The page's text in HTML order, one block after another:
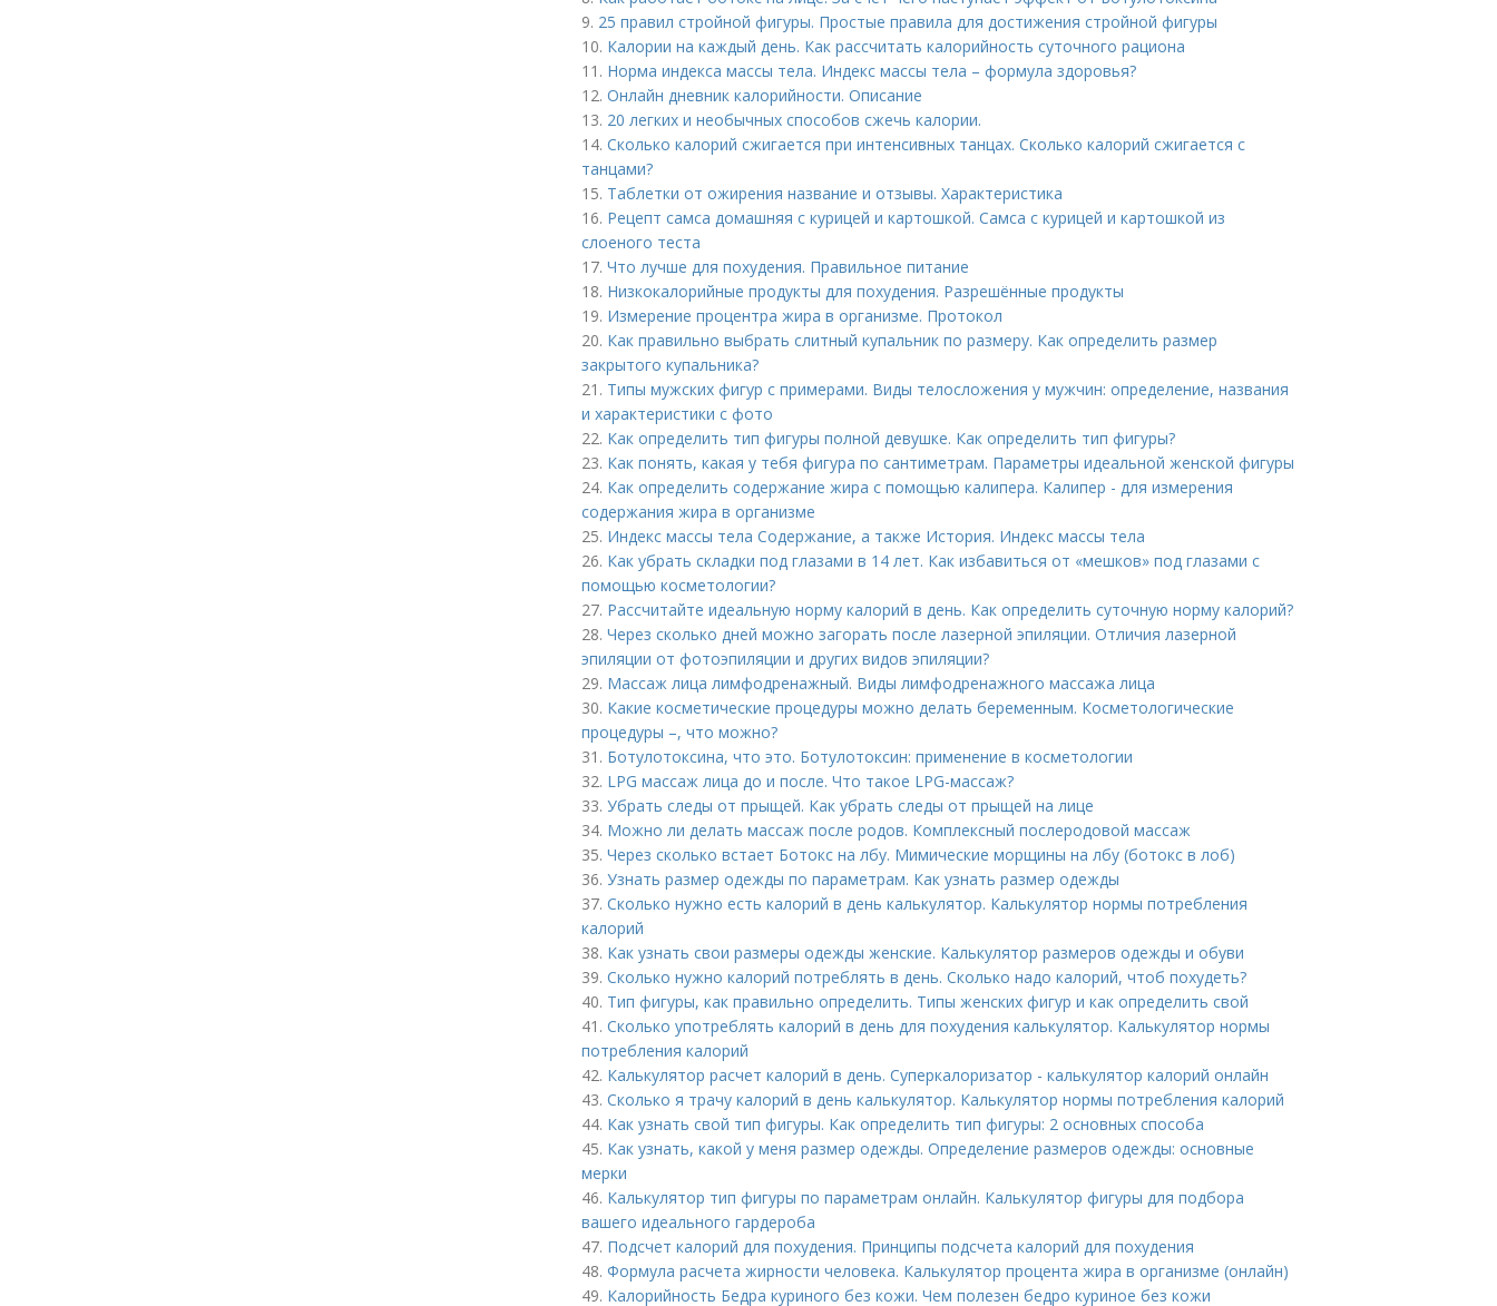
9. 25 правил стройной фигуры. Простые правила для достижения стройной фигуры
10. Калории на каждый день. Как рассчитать калорийность суточного рациона
11. Норма индекса массы тела. Индекс массы тела – формула здоровья?
12. Онлайн дневник калорийности. Описание
13. 20 легких и необычных способов сжечь калории.
14. Сколько калорий сжигается при интенсивных танцах. Сколько калорий сжигается с
танцами?
15. Таблетки от ожирения название и отзывы. Характеристика
16. Рецепт самса домашняя с курицей и картошкой. Самса с курицей и картошкой из
слоеного теста
17. Что лучше для похудения. Правильное питание
18. Низкокалорийные продукты для похудения. Разрешённые продукты
19. Измерение процентра жира в организме. Протокол
20. Как правильно выбрать слитный купальник по размеру. Как определить размер
закрытого купальника?
21. Типы мужских фигур с примерами. Виды телосложения у мужчин: определение, названия
и характеристики с фото
22. Как определить тип фигуры полной девушке. Как определить тип фигуры?
23. Как понять, какая у тебя фигура по сантиметрам. Параметры идеальной женской фигуры
24. Как определить содержание жира с помощью калипера. Калипер - для измерения
содержания жира в организме
25. Индекс массы тела Содержание, а также История. Индекс массы тела
26. Как убрать складки под глазами в 14 лет. Как избавиться от «мешков» под глазами с
помощью косметологии?
27. Рассчитайте идеальную норму калорий в день. Как определить суточную норму калорий?
28. Через сколько дней можно загорать после лазерной эпиляции. Отличия лазерной
эпиляции от фотоэпиляции и других видов эпиляции?
29. Массаж лица лимфодренажный. Виды лимфодренажного массажа лица
30. Какие косметические процедуры можно делать беременным. Косметологические
процедуры –, что можно?
31. Ботулотоксина, что это. Ботулотоксин: применение в косметологии
32. LPG массаж лица до и после. Что такое LPG-массаж?
33. Убрать следы от прыщей. Как убрать следы от прыщей на лице
34. Можно ли делать массаж после родов. Комплексный послеродовой массаж
35. Через сколько встает Ботокс на лбу. Мимические морщины на лбу (ботокс в лоб)
36. Узнать размер одежды по параметрам. Как узнать размер одежды
37. Сколько нужно есть калорий в день калькулятор. Калькулятор нормы потребления
калорий
38. Как узнать свои размеры одежды женские. Калькулятор размеров одежды и обуви
39. Сколько нужно калорий потреблять в день. Сколько надо калорий, чтоб похудеть?
40. Тип фигуры, как правильно определить. Типы женских фигур и как определить свой
41. Сколько употреблять калорий в день для похудения калькулятор. Калькулятор нормы
потребления калорий
42. Калькулятор расчет калорий в день. Суперкалоризатор - калькулятор калорий онлайн
43. Сколько я трачу калорий в день калькулятор. Калькулятор нормы потребления калорий
44. Как узнать свой тип фигуры. Как определить тип фигуры: 2 основных способа
45. Как узнать, какой у меня размер одежды. Определение размеров одежды: основные
мерки
46. Калькулятор тип фигуры по параметрам онлайн. Калькулятор фигуры для подбора
вашего идеального гардероба
47. Подсчет калорий для похудения. Принципы подсчета калорий для похудения
48. Формула расчета жирности человека. Калькулятор процента жира в организме (онлайн)
49. Калорийность Бедра куриного без кожи. Чем полезен бедро куриное без кожи